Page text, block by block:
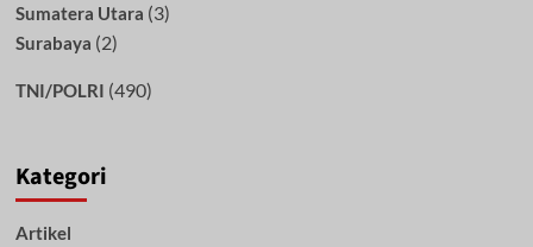
Sumatera Utara (3)
Surabaya (2)
TNI/POLRI (490)
Kategori
Artikel